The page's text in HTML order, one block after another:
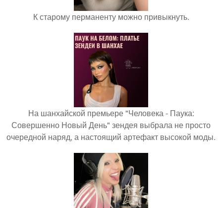
К старому перманенту можно привыкнуть.
На шанхайской премьере "Человека - Паука:
Совершенно Новый День" зендея выбрала не просто
очередной наряд, а настоящий артефакт высокой моды.